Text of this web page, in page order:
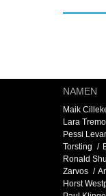
NAMEN
Maik
Lara
Pessi
Torsting
Ronald
Zarvos
Horst